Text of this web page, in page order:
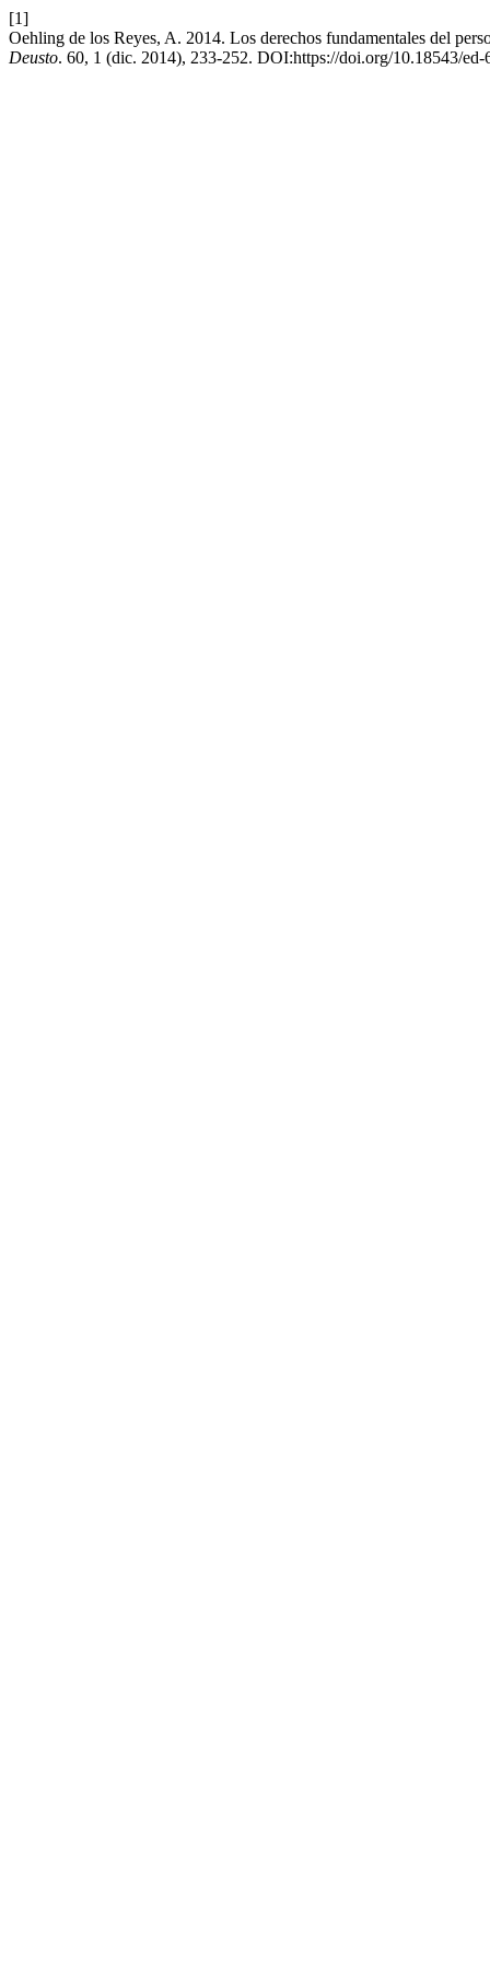
[1]
Oehling de los Reyes, A. 2014. Los derechos fundamentales del
Deusto. 60, 1 (dic. 2014), 233-252. DOI:https://doi.org/10.18543/